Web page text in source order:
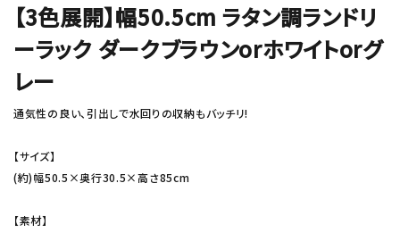
【3色展開】幅50.5cm ラタン調ランドリ
ーラック ダークブラウンorホワイトorグ
レー
通気性の良い、引出しで水回りの収納もバッチリ!
【サイズ】
(約)幅50.5×奥行30.5×高さ85cm
【素材】